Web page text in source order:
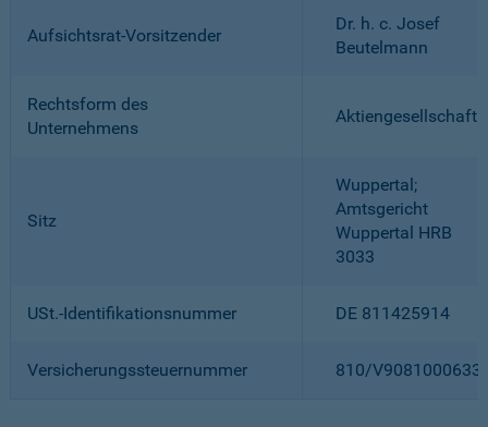
Aufsichtsrat-Vorsitzender
Dr. h. c. Josef
Beutelmann
Rechtsform des
Unternehmens
Aktiengesellschaft
Sitz
Wuppertal;
Amtsgericht
Wuppertal HRB
3033
USt.-Identifikationsnummer DE 811425914
Versicherungssteuernummer 810/